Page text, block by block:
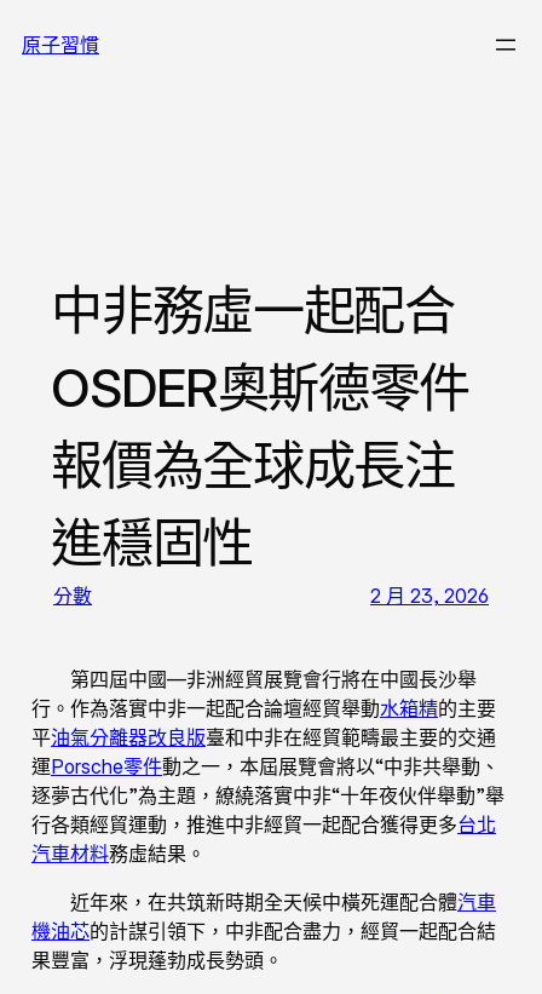
至原子習慣
中非務虛一起配合
OSDER奧斯德零件
報價為全球成長注
進穩固性
分數 2 月 23, 2026
第四屆中國—非洲經貿展覽會行將在中國長沙舉
行。作為落實中非一起配合論壇經貿舉動水箱精的主要
平油氣分離器改良版臺和中非在經貿範疇最主要的交通
運Porsche零件動之一，本屆展覽會將以“中非共舉動、
逐夢古代化”為主題，繚繞落實中非“十年夜伙伴舉動”舉
行各類經貿運動，推進中非經貿一起配合獲得更多台北
汽車材料務虛結果。
近年來，在共筑新時期全天候中橫死運配合體汽車
機油芯的計謀引領下，中非配合盡力，經貿一起配合結
果豐富，浮現蓬勃成長勢頭。